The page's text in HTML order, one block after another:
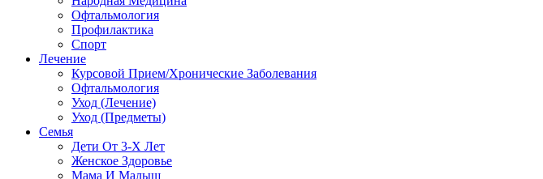
Офтальмология
Профилактика
Спорт
Лечение
Курсовой Прием/Хронические Заболевания
Офтальмология
Уход (Лечение)
Уход (Предметы)
Семья
Дети От 3-Х Лет
Женское Здоровье
Мама И Малыш